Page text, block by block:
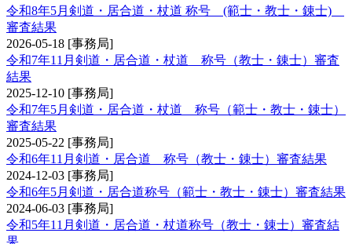
令和8年5月剣道・居合道・杖道 称号 (範士・教士・錬士)
審査結果
2026-05-18 [事務局]
令和7年11月剣道・居合道・杖道 称号（教士・錬士）審査
結果
2025-12-10 [事務局]
令和7年5月剣道・居合道・杖道 称号（範士・教士・錬士）
審査結果
2025-05-22 [事務局]
令和6年11月剣道・居合道 称号（教士・錬士）審査結果
2024-12-03 [事務局]
令和6年5月剣道・居合道称号（範士・教士・錬士）審査結果
2024-06-03 [事務局]
令和5年11月剣道・居合道・杖道称号（教士・錬士）審査結
果